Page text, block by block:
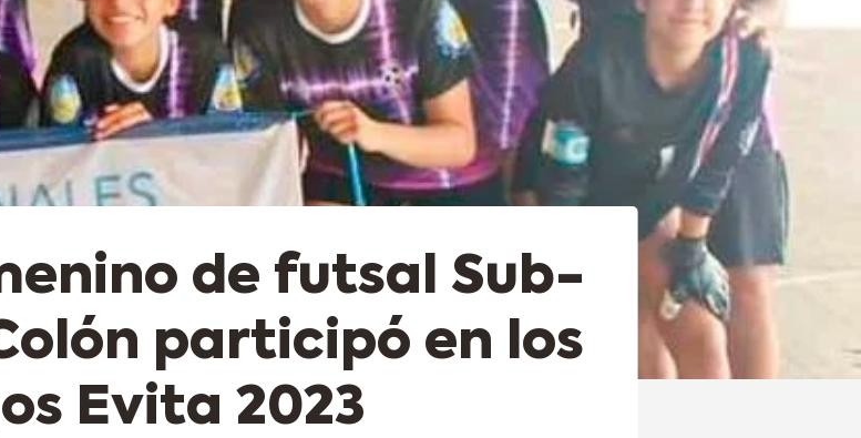
de futsal Sub-
participó en los
Evita 2023